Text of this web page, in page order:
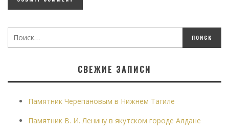
СВЕЖИЕ ЗАПИСИ
Памятник Черепановым в Нижнем Тагиле
Памятник В. И. Ленину в якутском городе Алдане